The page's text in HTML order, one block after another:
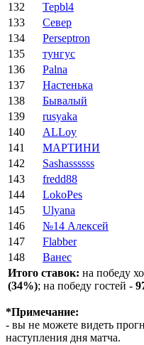
132
Tepbl4
133
Север
134
Perseptron
135
тунгус
136
Palna
137
Настенька
138
Бывалый
139
rusyaka
140
ALLoy
141
МАРТИНИ
142
Sashassssss
143
fredd88
144
LokoPes
145
Ulyana
146
№14 Алексей
147
Flabber
148
Ванес
Итого ставок: на победу
(34%); на победу гостей -
*Примечание:
- вы не можете видеть
наступления дня матча.